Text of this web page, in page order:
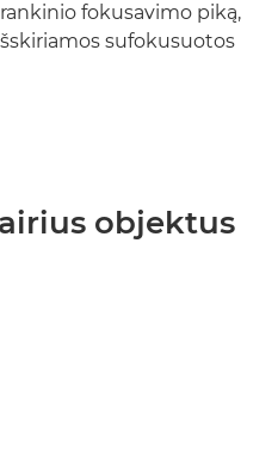
fokusavimo piką,
sufokusuotos
objektus